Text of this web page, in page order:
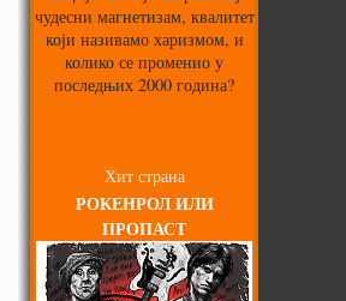
чудесни магнетизам, квалитет
који називамо харизмом, и
колико се променио у
последњих 2000 година?
Хит страна
РОКЕНРОЛ ИЛИ
ПРОПАСТ